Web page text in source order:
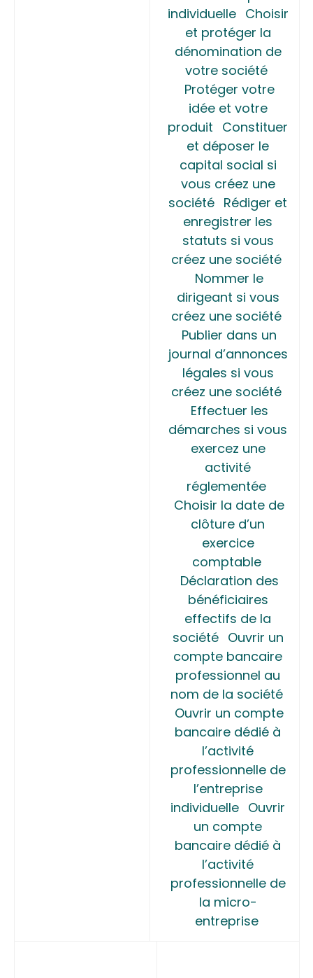
individuelle Choisir
et protéger la
dénomination de
votre société
Protéger votre
idée et votre
produit Constituer
et déposer le
capital social si
vous créez une
société Rédiger et
enregistrer les
statuts si vous
créez une société
Nommer le
dirigeant si vous
créez une société
Publier dans un
journal d’annonces
légales si vous
créez une société
Effectuer les
démarches si vous
exercez une
activité
réglementée
Choisir la date de
clôture d’un
exercice
comptable
Déclaration des
bénéficiaires
effectifs de la
société Ouvrir un
compte bancaire
professionnel au
nom de la société
Ouvrir un compte
bancaire dédié à
l’activité
professionnelle de
l’entreprise
individuelle Ouvrir
un compte
bancaire dédié à
l’activité
professionnelle de
la micro-
entreprise